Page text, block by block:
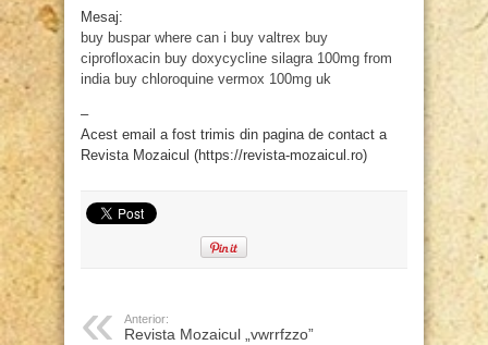
Mesaj:
buy buspar where can i buy valtrex buy
ciprofloxacin buy doxycycline silagra 100mg from
india buy chloroquine vermox 100mg uk
–
Acest email a fost trimis din pagina de contact a
Revista Mozaicul (https://revista-mozaicul.ro)
Anterior:
Revista Mozaicul „vwrrfzzo”